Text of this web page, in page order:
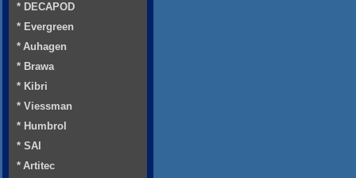
* DECAPOD
* Evergreen
* Auhagen
* Brawa
* Kibri
* Viessman
* Humbrol
* SAI
* Artitec